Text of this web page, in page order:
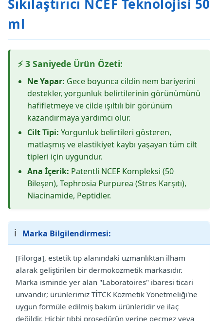
Sıkılaştırıcı NCEF Teknolojisi 50
ml
⚡ 3 Saniyede Ürün Özeti:
Ne Yapar: Gece boyunca cildin nem bariyerini
destekler, yorgunluk belirtilerinin görünümünü
hafifletmeye ve cilde ışıltılı bir görünüm
kazandırmaya yardımcı olur.
Cilt Tipi: Yorgunluk belirtileri gösteren,
matlaşmış ve elastikiyet kaybı yaşayan tüm cilt
tipleri için uygundur.
Ana İçerik: Patentli NCEF Kompleksi (50
Bileşen), Tephrosia Purpurea (Stres Karşıtı),
Niacinamide, Peptidler.
ℹ️ Marka Bilgilendirmesi:
[Filorga], estetik tıp alanındaki uzmanlıktan ilham
alarak geliştirilen bir dermokozmetik markasıdır.
Marka isminde yer alan "Laboratoires" ibaresi ticari
unvandır; ürünlerimiz TİTCK Kozmetik Yönetmeliği'ne
uygun formüle edilmiş bakım ürünleridir ve ilaç
değildir. Hiçbir tıbbi prosedürün yerine geçmez veya